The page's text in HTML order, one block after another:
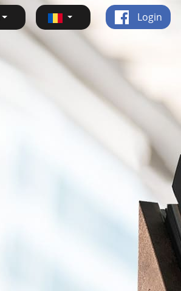
Login